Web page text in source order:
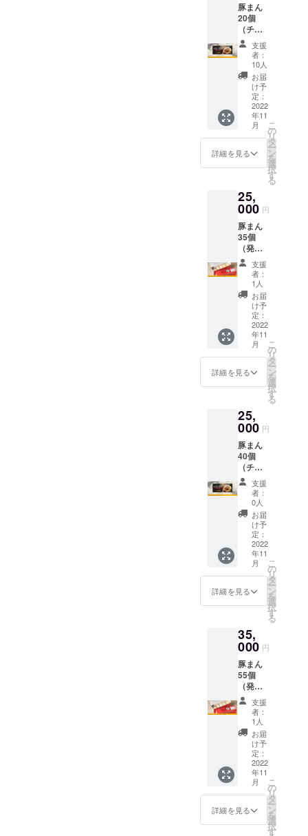
豚まん
20個
（チ
ケッ
ト）、
感謝状
※チケッ
トの有
効期限
は、
2022年
11月〜
2023年
5月まで
の半年
す。 ※
チケッ
トの利
用でき
る店舗
は本店
とし、
営業時
間は10
時〜18
時まで
となり
ます。
支援
者：
10人
お届
け予
定：
2022
年11
月
詳細を見る
こ
の
リ
タ
ー
ン
を
選
択
す
る
25,
000 円
豚まん
35個
（発
送）、
感謝状
支援
者：
1人
お届
け予
定：
2022
年11
月
詳細を見る
こ
の
リ
タ
ー
ン
を
選
択
す
る
25,
000 円
豚まん
40個
（チ
ケッ
ト）、
感謝状
※チケッ
トの有
効期限
は、
2022年
11月〜
2023年
5月まで
の半年
す。 ※
チケッ
トの利
用でき
る店舗
は本店
とし、
営業時
間は10
時〜18
時まで
となり
ます。
支援
者：
0人
お届
け予
定：
2022
年11
月
詳細を見る
こ
の
リ
タ
ー
ン
を
選
択
す
る
35,
000 円
豚まん
55個
（発
送）、
感謝状
支援
者：
1人
お届
け予
定：
2022
年11
月
詳細を見る
こ
の
リ
タ
ー
ン
を
選
択
す